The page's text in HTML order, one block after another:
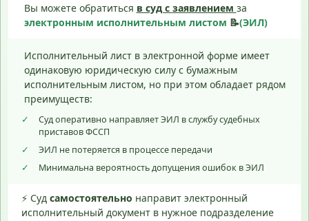
Вы можете обратиться в суд с заявлением за
электронным исполнительным листом 📝(ЭИЛ)
Исполнительный лист в электронной форме имеет
одинаковую юридическую силу с бумажным
исполнительным листом, но при этом обладает рядом
преимуществ:
✓
Суд оперативно направляет ЭИЛ в службу судебных
приставов ФССП
✓
ЭИЛ не потеряется в процессе передачи
✓
Минимальна вероятность допущения ошибок в ЭИЛ
⚡ Суд самостоятельно направит электронный
исполнительный документ в нужное подразделение